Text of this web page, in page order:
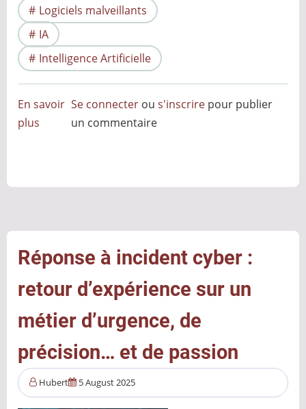
Logiciels malveillants
IA
Intelligence Artificielle
En savoir
plus
compromet
toute
une
chaîne
confiance
:
retour
sur
l’affaire
Se connecter ous'inscrire pour publier
un commentaire
Réponse à incident cyber :
retour d’expérience sur un
métier d’urgence, de
précision… et de passion
Hubert 5 August 2025